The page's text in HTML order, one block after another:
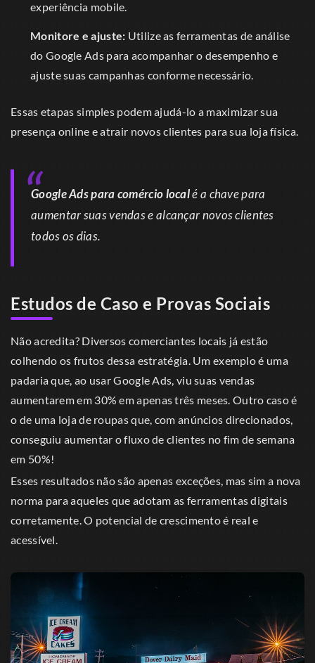
experiência mobile.
Monitore e ajuste: Utilize as ferramentas de análise
do Google Ads para acompanhar o desempenho e
ajuste suas campanhas conforme necessário.
Essas etapas simples podem ajudá-lo a maximizar sua
presença online e atrair novos clientes para sua loja física.
Google Ads para comércio localé a chave para
aumentar suas vendas e alcançar novos clientes
todos os dias.
Estudos de Caso e Provas Sociais
Não acredita? Diversos comerciantes locais já estão
colhendo os frutos dessa estratégia. Um exemplo é uma
padaria que, ao usar Google Ads, viu suas vendas
aumentarem em 30% em apenas três meses. Outro caso é
o de uma loja de roupas que, com anúncios direcionados,
conseguiu aumentar o fluxo de clientes no fim de semana
em 50%!
Esses resultados não são apenas exceções, mas sim a nova
norma para aqueles que adotam as ferramentas digitais
corretamente. O potencial de crescimento é real e
acessível.